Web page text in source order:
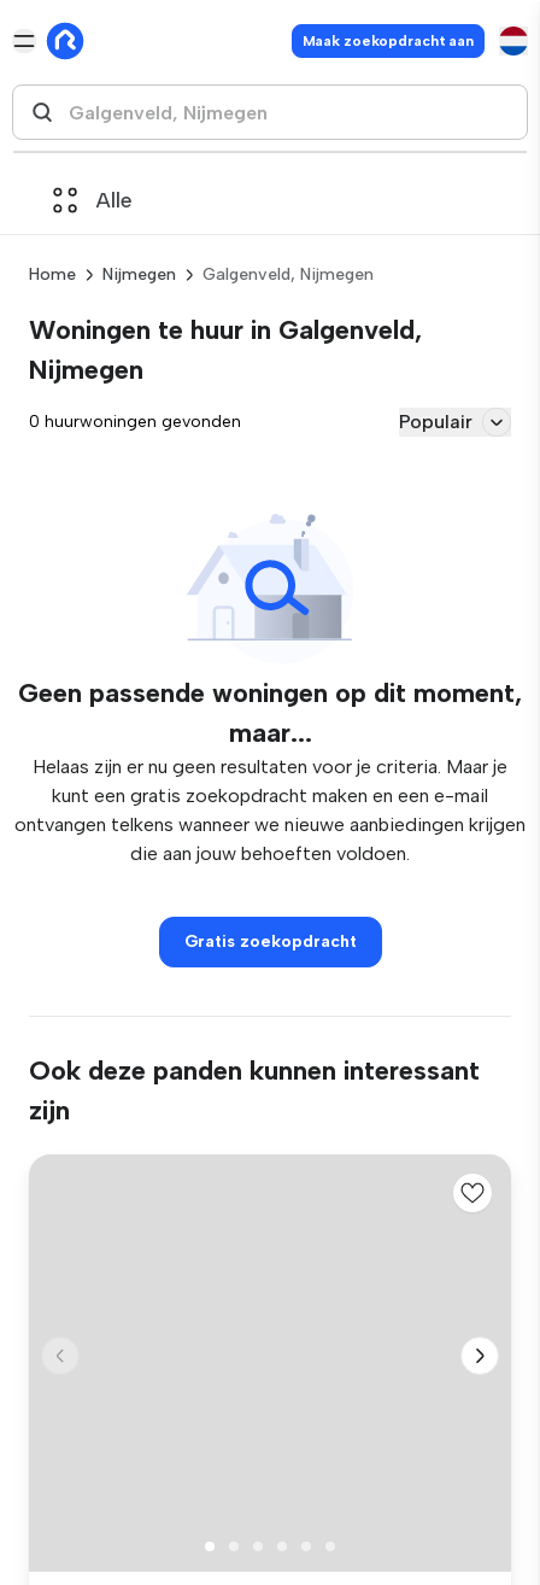
Maak zoekopdracht aan
Alle
Home Nijmegen Galgenveld, Nijmegen
Woningen te huur in Galgenveld,
Nijmegen
0 huurwoningen gevonden Populair
Geen passende woningen op dit moment,
maar...
Helaas zijn er nu geen resultaten voor je criteria. Maar je
kunt een gratis zoekopdracht maken en een e-mail
ontvangen telkens wanneer we nieuwe aanbiedingen krijgen
die aan jouw behoeften voldoen.
Gratis zoekopdracht
Ook deze panden kunnen interessant
zijn